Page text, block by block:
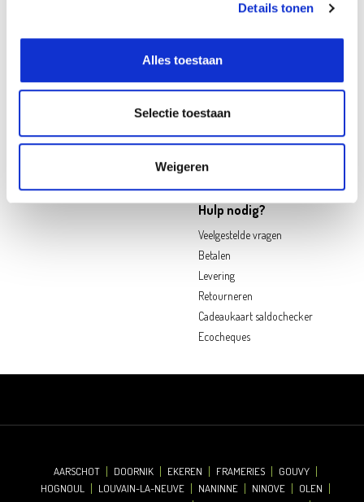
Details tonen
Alles toestaan
Selectie toestaan
Weigeren
Ons verhaal
Nieuws & updates
Contact
Openingsuren
Pers & PR
Contacteer ons
Hulp nodig?
Veelgestelde vragen
Betalen
Levering
Retourneren
Cadeaukaart saldochecker
Ecocheques
AARSCHOT DOORNIK EKEREN FRAMERIES
GOUVY
HOGNOUL
LOUVAIN-LA-NEUVE NANINNE NINOVE
OLEN